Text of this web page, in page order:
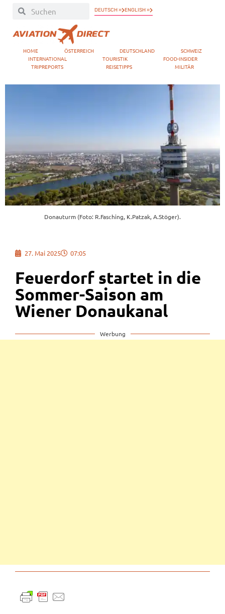
DEUTSCH » ENGLISH »
HOME ÖSTERREICH DEUTSCHLAND
SCHWEIZ
INTERNATIONAL
TOURISTIK
FOOD-INSIDER
TRIPREPORTS
REISETIPPS MILITÄR
Donauturm (Foto: R.Fasching, K.Patzak, A.Stöger).
27. Mai 2025 07:05
Feuerdorf startet in die
Sommer-Saison am
Wiener Donaukanal
Werbung